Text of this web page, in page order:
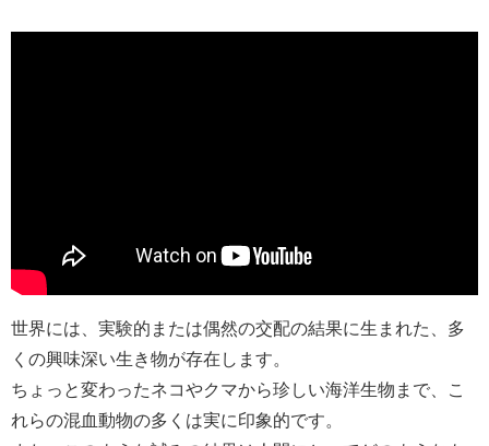
世界には、実験的または偶然の交配の結果に生まれた、多
くの興味深い生き物が存在します。
ちょっと変わったネコやクマから珍しい海洋生物まで、こ
れらの混血動物の多くは実に印象的です。